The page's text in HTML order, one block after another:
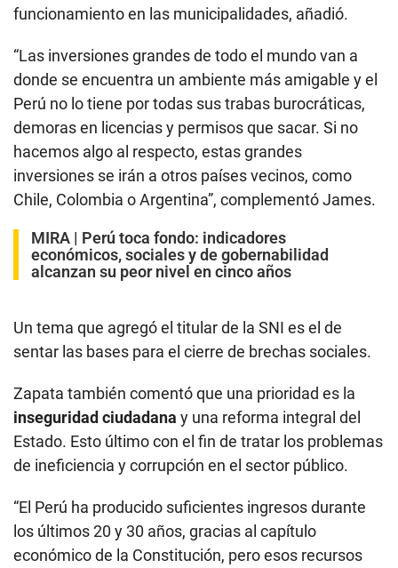
funcionamiento en las municipalidades, añadió.
“Las inversiones grandes de todo el mundo van a
donde se encuentra un ambiente más amigable y el
Perú no lo tiene por todas sus trabas burocráticas,
demoras en licencias y permisos que sacar. Si no
hacemos algo al respecto, estas grandes
inversiones se irán a otros países vecinos, como
Chile, Colombia o Argentina”, complementó James.
MIRA | Perú toca fondo: indicadores
económicos, sociales y de gobernabilidad
alcanzan su peor nivel en cinco años
Un tema que agregó el titular de la SNI es el de
sentar las bases para el cierre de brechas sociales.
Zapata también comentó que una prioridad es la
inseguridad ciudadana y una reforma integral del
Estado. Esto último con el fin de tratar los problemas
de ineficiencia y corrupción en el sector público.
“El Perú ha producido suficientes ingresos durante
los últimos 20 y 30 años, gracias al capítulo
económico de la Constitución, pero esos recursos